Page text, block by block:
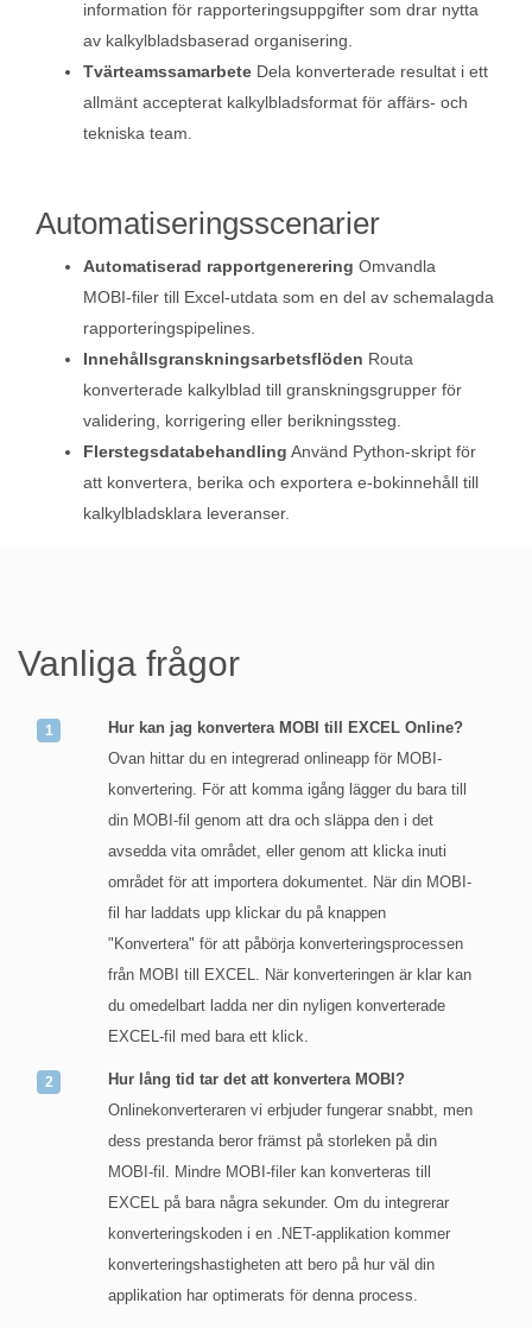
information för rapporteringsuppgifter som drar nytta
av kalkylbladsbaserad organisering.
Tvärteamssamarbete Dela konverterade resultat i ett
allmänt accepterat kalkylbladsformat för affärs‑ och
tekniska team.
Automatiseringsscenarier
Automatiserad rapportgenerering Omvandla
MOBI‑filer till Excel‑utdata som en del av schemalagda
rapporteringspipelines.
Innehållsgranskningsarbetsflöden Routa
konverterade kalkylblad till granskningsgrupper för
validering, korrigering eller berikningssteg.
Flerstegsdatabehandling Använd Python‑skript för
att konvertera, berika och exportera e‑bokinnehåll till
kalkylbladsklara leveranser.
Vanliga frågor
Hur kan jag konvertera MOBI till EXCEL Online?
Ovan hittar du en integrerad onlineapp för MOBI-
konvertering. För att komma igång lägger du bara till
din MOBI-fil genom att dra och släppa den i det
avsedda vita området, eller genom att klicka inuti
området för att importera dokumentet. När din MOBI-
fil har laddats upp klickar du på knappen
"Konvertera" för att påbörja konverteringsprocessen
från MOBI till EXCEL. När konverteringen är klar kan
du omedelbart ladda ner din nyligen konverterade
EXCEL-fil med bara ett klick.
Hur lång tid tar det att konvertera MOBI?
Onlinekonverteraren vi erbjuder fungerar snabbt, men
dess prestanda beror främst på storleken på din
MOBI-fil. Mindre MOBI-filer kan konverteras till
EXCEL på bara några sekunder. Om du integrerar
konverteringskoden i en .NET-applikation kommer
konverteringshastigheten att bero på hur väl din
applikation har optimerats för denna process.